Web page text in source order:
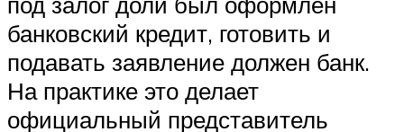
банковский кредит, готовить и
подавать заявление должен банк.
На практике это делает
официальный представитель